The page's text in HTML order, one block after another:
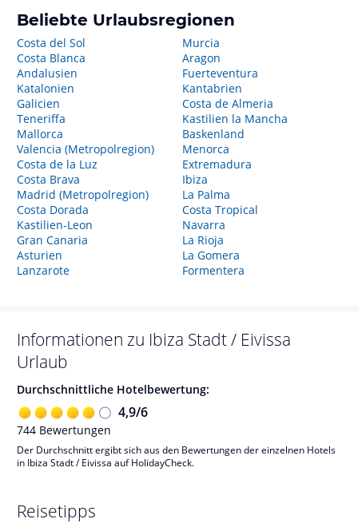
Beliebte Urlaubsregionen
Costa del Sol
Costa Blanca
Andalusien
Katalonien
Galicien
Teneriffa
Mallorca
Valencia (Metropolregion)
Costa de la Luz
Costa Brava
Madrid (Metropolregion)
Costa Dorada
Kastilien-Leon
Gran Canaria
Asturien
Lanzarote
Murcia
Aragon
Fuerteventura
Kantabrien
Costa de Almeria
Kastilien la Mancha
Baskenland
Menorca
Extremadura
Ibiza
La Palma
Costa Tropical
Navarra
La Rioja
La Gomera
Formentera
Informationen zu Ibiza Stadt / Eivissa
Urlaub
Durchschnittliche Hotelbewertung:
4,9/6
744 Bewertungen
Der Durchschnitt ergibt sich aus den Bewertungen der einzelnen Hotels
in Ibiza Stadt / Eivissa auf HolidayCheck.
Reisetipps